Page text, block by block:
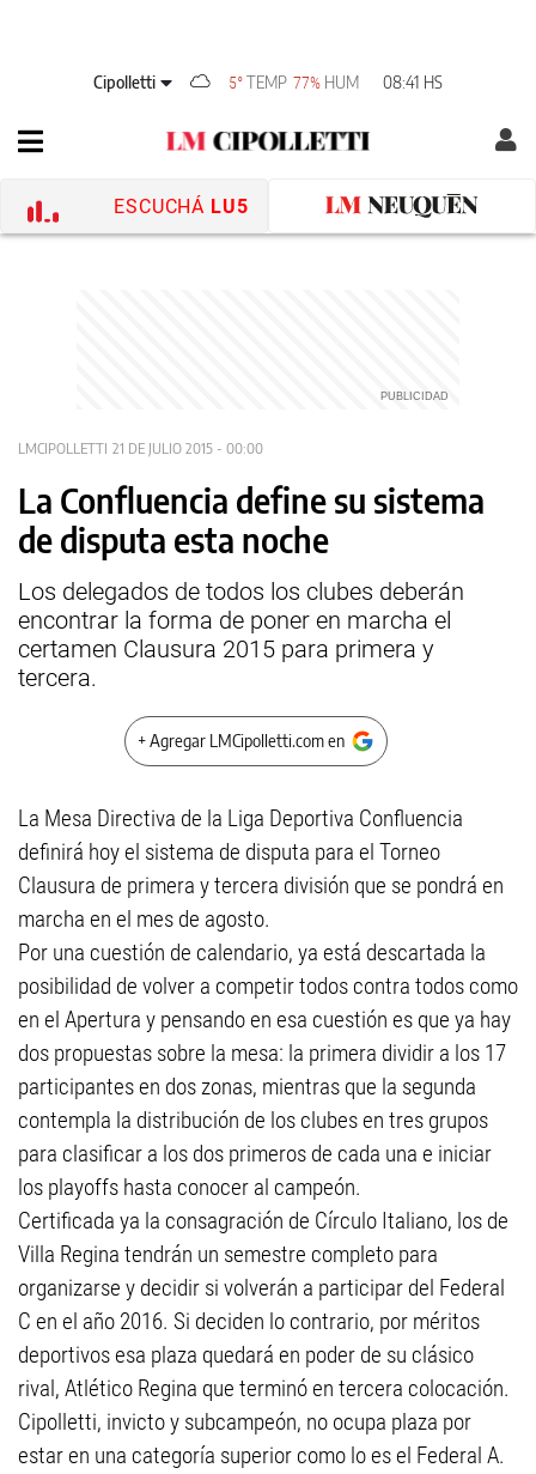
Cipolletti 5° TEMP 77% HUM 08:41 HS
ESCUCHÁ LU5
LMCIPOLLETTI 21 DE JULIO 2015 - 00:00
La Confluencia define su sistema
de disputa esta noche
Los delegados de todos los clubes deberán
encontrar la forma de poner en marcha el
certamen Clausura 2015 para primera y
tercera.
+ Agregar LMCipolletti.com en
La Mesa Directiva de la Liga Deportiva Confluencia
definirá hoy el sistema de disputa para el Torneo
Clausura de primera y tercera división que se pondrá en
marcha en el mes de agosto.
Por una cuestión de calendario, ya está descartada la
posibilidad de volver a competir todos contra todos como
en el Apertura y pensando en esa cuestión es que ya hay
dos propuestas sobre la mesa: la primera dividir a los 17
participantes en dos zonas, mientras que la segunda
contempla la distribución de los clubes en tres grupos
para clasificar a los dos primeros de cada una e iniciar
los playoffs hasta conocer al campeón.
Certificada ya la consagración de Círculo Italiano, los de
Villa Regina tendrán un semestre completo para
organizarse y decidir si volverán a participar del Federal
C en el año 2016. Si deciden lo contrario, por méritos
deportivos esa plaza quedará en poder de su clásico
rival, Atlético Regina que terminó en tercera colocación.
Cipolletti, invicto y subcampeón, no ocupa plaza por
estar en una categoría superior como lo es el Federal A.